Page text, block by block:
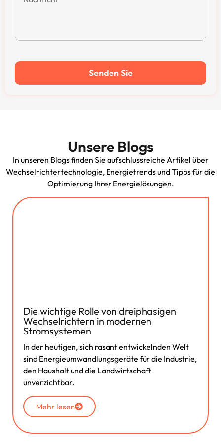
Senden Sie
Unsere Blogs
In unseren Blogs finden Sie aufschlussreiche Artikel über
Wechselrichtertechnologie, Energietrends und Tipps für die
Optimierung Ihrer Energielösungen.
Die wichtige Rolle von dreiphasigen
Wechselrichtern in modernen
Stromsystemen
In der heutigen, sich rasant entwickelnden Welt
sind Energieumwandlungsgeräte für die Industrie,
den Haushalt und die Landwirtschaft
unverzichtbar.
Mehr lesen